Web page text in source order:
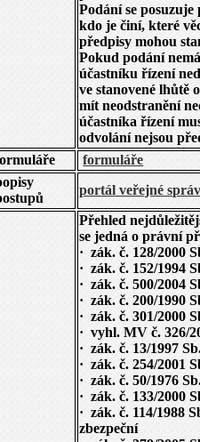
Podání se
kdo je činí, které
předpisy mohou
Pokud podání
účastníku řízení
ve stanovené lhůtě
mít neodstranění
účastníka řízení
odvolání nejsou
formuláře
portál veřejné
Přehled
se jedná o právní
· zák. č. 128/2000
· zák. č. 152/1994
· zák. č. 500/2004
· zák. č. 200/1990
· zák. č. 301/2000
· vyhl. MV č. 326/
· zák. č. 13/1997
· zák. č. 254/2001
· zák. č. 50/1976
· zák. č. 133/2000
· zák. č. 114/1988
zbezpeční